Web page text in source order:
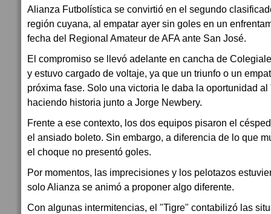
Alianza Futbolística se convirtió en el segundo
región cuyana, al empatar ayer sin goles en un
fecha del Regional Amateur de AFA ante San José.
El compromiso se llevó adelante en cancha de
y estuvo cargado de voltaje, ya que un triunfo o un
próxima fase. Solo una victoria le daba la oportunidad
haciendo historia junto a Jorge Newbery.
Frente a ese contexto, los dos equipos pisaron el
el ansiado boleto. Sin embargo, a diferencia de lo que
el choque no presentó goles.
Por momentos, las imprecisiones y los pelotazos
solo Alianza se animó a proponer algo diferente.
Con algunas intermitencias, el "Tigre" contabilizó las